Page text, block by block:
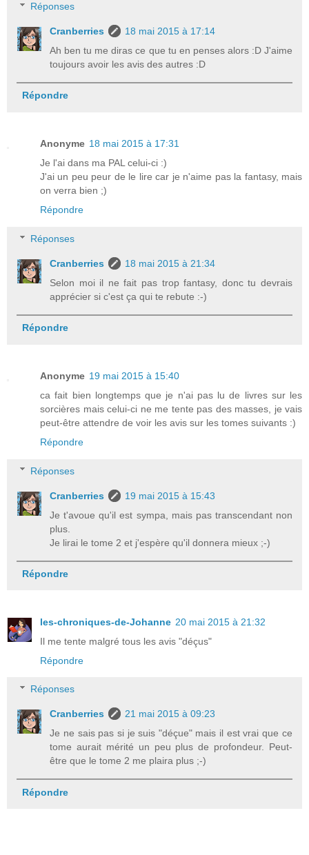
Réponses
Cranberries
18 mai 2015 à 17:14
Ah ben tu me diras ce que tu en penses alors :D J'aime
toujours avoir les avis des autres :D
Répondre
Anonyme 18 mai 2015 à 17:31
Je l'ai dans ma PAL celui-ci :)
J'ai un peu peur de le lire car je n'aime pas la fantasy, mais
on verra bien ;)
Répondre
Réponses
Cranberries
18 mai 2015 à 21:34
Selon moi il ne fait pas trop fantasy, donc tu devrais
apprécier si c'est ça qui te rebute :-)
Répondre
Anonyme 19 mai 2015 à 15:40
ca fait bien longtemps que je n'ai pas lu de livres sur les
sorcières mais celui-ci ne me tente pas des masses, je vais
peut-être attendre de voir les avis sur les tomes suivants :)
Répondre
Réponses
Cranberries
19 mai 2015 à 15:43
Je t'avoue qu'il est sympa, mais pas transcendant non
plus.
Je lirai le tome 2 et j'espère qu'il donnera mieux ;-)
Répondre
les-chroniques-de-Johanne 20 mai 2015 à 21:32
Il me tente malgré tous les avis "déçus"
Répondre
Réponses
Cranberries
21 mai 2015 à 09:23
Je ne sais pas si je suis "déçue" mais il est vrai que ce
tome aurait mérité un peu plus de profondeur. Peut-
être que le tome 2 me plaira plus ;-)
Répondre